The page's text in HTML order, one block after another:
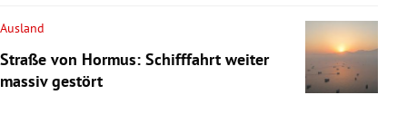
Ausland
Straße von Hormus: Schifffahrt weiter
massiv gestört